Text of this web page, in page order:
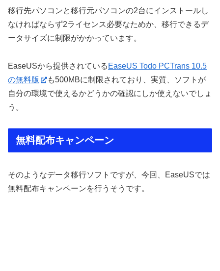
移行先パソコンと移行元パソコンの2台にインストールし
なければならず2ライセンス必要なためか、移行できるデ
ータサイズに制限がかかっています。
EaseUSから提供されている EaseUS Todo PCTrans 10.5
の無料版
も500MBに制限されており、実質、ソフトが
自分の環境で使えるかどうかの確認にしか使えないでしょ
う。
無料配布キャンペーン
そのようなデータ移行ソフトですが、今回、EaseUSでは
無料配布キャンペーンを行うそうです。